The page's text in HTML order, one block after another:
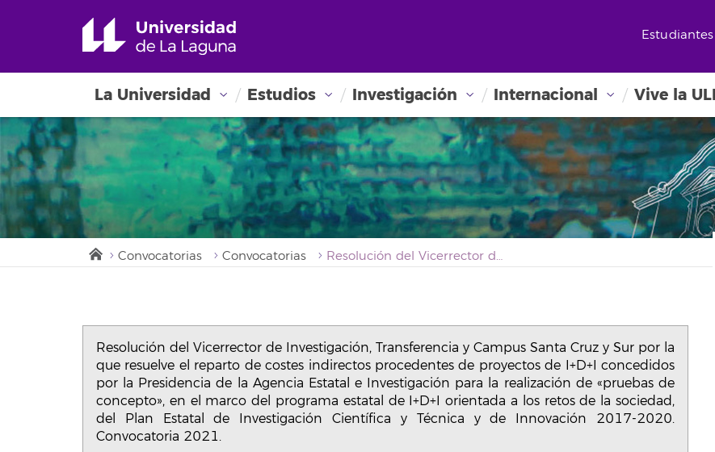
Estudiantes
La Universidad Estudios Investigación Internacional Vive la
Convocatorias Convocatorias Resolución del Vicerrector de Investigación, Transferencia y Campus Santa Cruz y Sur por la que resuelve el reparto de costes indirectos procedentes de proyectos de I+D+I concedidos por la Presidencia de la Agencia Estatal e Investigación para la realización de «pruebas de concepto», en el marco del programa estatal de I+D+I orientada a los retos de la sociedad, del Plan Estatal de Investigación Científica y Técnica y de Innovación 2017-2020. Convocatoria 2021.
Resolución del Vicerrector de Investigación, Transferencia y Campus Santa Cruz y Sur por la
que resuelve el reparto de costes indirectos procedentes de proyectos de I+D+I concedidos
por la Presidencia de la Agencia Estatal e Investigación para la realización de «pruebas de
concepto», en el marco del programa estatal de I+D+I orientada a los retos de la sociedad,
del Plan Estatal de Investigación Científica y Técnica y de Innovación 2017-2020.
Convocatoria 2021.